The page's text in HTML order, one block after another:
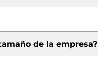
de la empresa?